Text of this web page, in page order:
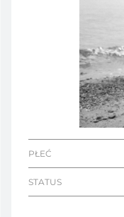
PŁEĆ
STATUS